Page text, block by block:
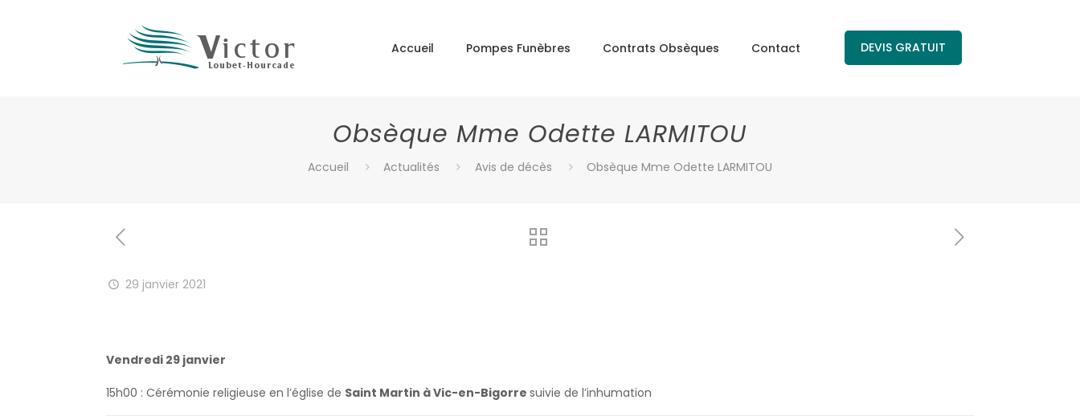
Accueil Pompes Funèbres Contrats Obsèques Contact DEVIS GRATUIT
Obsèque Mme Odette LARMITOU
Accueil Actualités Avis de décès Obsèque Mme Odette LARMITOU
29 janvier 2021
Vendredi 29 janvier
15h00 : Cérémonie religieuse en l’église de Saint Martin à Vic-en-Bigorresuivie de l’inhumation